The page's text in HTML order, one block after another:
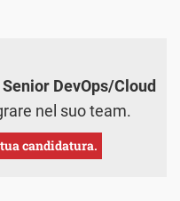
Senior DevOps/Cloud
nel suo team.
candidatura.